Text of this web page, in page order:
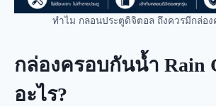
ทำไม กลอนประตูดิจิตอล ถึงควรมีกล่อง
กล่องครอบกันน้ำ Rain
อะไร?